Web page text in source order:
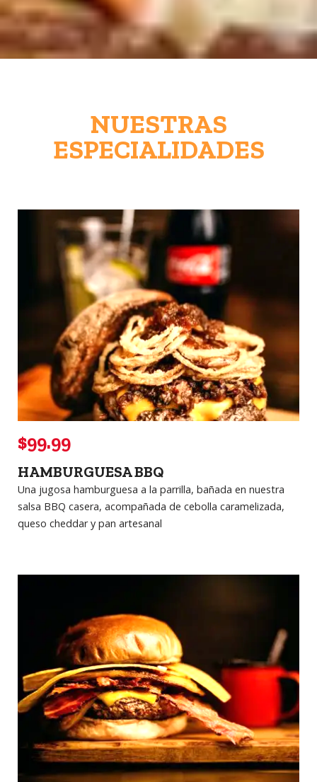
NUESTRAS
ESPECIALIDADES
$99.99
HAMBURGUESA BBQ
Una jugosa hamburguesa a la parrilla, bañada en nuestra
salsa BBQ casera, acompañada de cebolla caramelizada,
queso cheddar y pan artesanal